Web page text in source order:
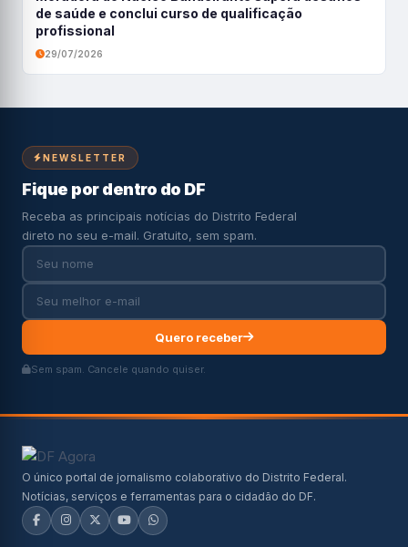
de saúde e conclui curso de qualificação
profissional
29/07/2026
NEWSLETTER
Fique por dentro do DF
Receba as principais notícias do Distrito Federal
direto no seu e-mail. Gratuito, sem spam.
Quero receber
Sem spam. Cancele quando quiser.
O único portal de jornalismo colaborativo do Distrito Federal.
Notícias, serviços e ferramentas para o cidadão do DF.